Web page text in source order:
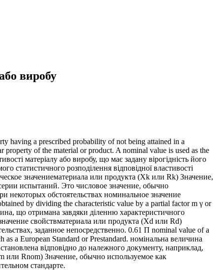
виробу
having a prescribed probability of not being attained in a
of the material or product. A nominal value is used as the
матеріалу або виробу, що має задану вірогідність його
статистичного розподілення відповідної властивості
значениематериала или продукта (Xk или Rk) Значение,
испытаний. Это числовое значение, обычно
некоторых обстоятельствах номинальное значение
by dividing the characteristic value by a partial factor m γ or
що отримана завдяки діленню характеристичного
свойствматериала или продукта (Xd или Rd)
заданное непосредственно. 0.61 П nominal value of a
a European Standard or Prestandard. номінальна величина
відповідно до належного документу, наприклад,
или Rnom) Значение, обычно используемое как
стандарте.